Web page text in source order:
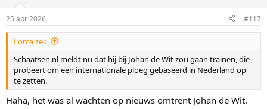
s
:
25 apr 2026 #117
Lorca zei:
Schaatsen.nl meldt nu dat hij bij Johan de Wit zou gaan trainen, die
probeert om een internationale ploeg gebaseerd in Nederland op
te zetten.
Haha, het was al wachten op nieuws omtrent Johan de Wit.